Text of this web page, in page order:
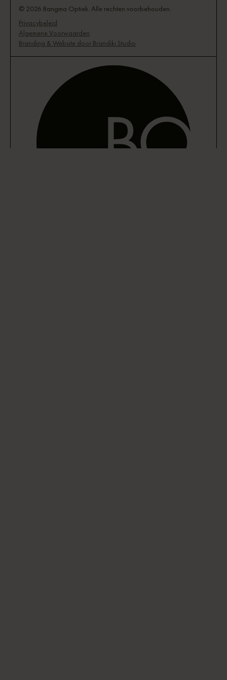
© 2026 Bangma Optiek. Alle rechten voorbehouden.
Privacybeleid
Algemene Voorwaarden
Branding & Website door Brandiki Studio